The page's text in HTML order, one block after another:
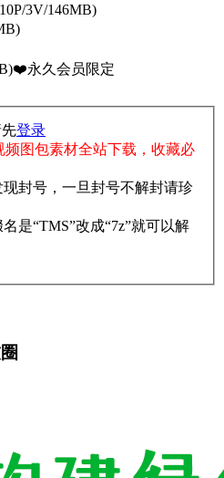
3V/146MB)
永久会员限定
登录
频图包素材全站下载，收藏必
封号，一旦封号不解封请珍
是“TMS”改成“7z”就可以解